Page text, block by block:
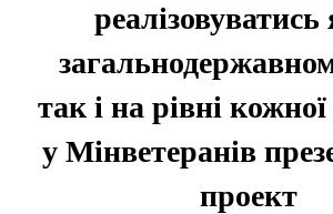
реалізовуватись
так і на рівні
у Мінветеранів
проект